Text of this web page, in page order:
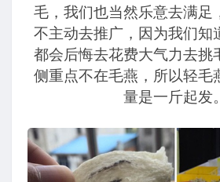
毛，我们也当然乐意去满足
不主动去推广，因为我们知
都会后悔去花费大气力去挑
侧重点不在毛燕，所以轻毛
量是一斤起发。